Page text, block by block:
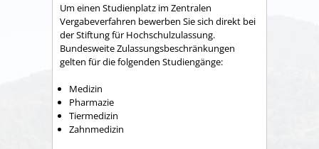
Um einen Studienplatz im Zentralen
Vergabeverfahren bewerben Sie sich direkt bei
der Stiftung für Hochschulzulassung.
Bundesweite Zulassungsbeschränkungen
gelten für die folgenden Studiengänge:
Medizin
Pharmazie
Tiermedizin
Zahnmedizin